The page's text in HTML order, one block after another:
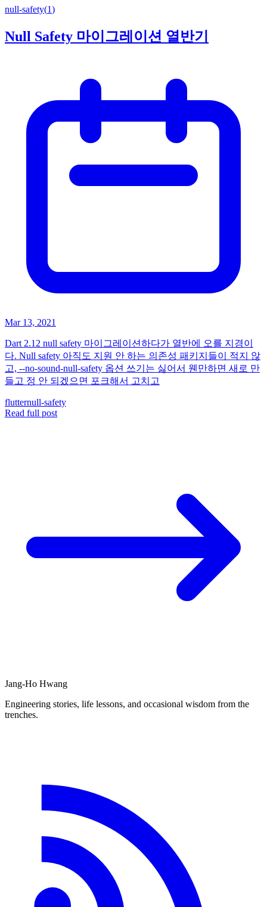
null-safety(1)
Null Safety 마이그레이션 열반기
Mar 13, 2021
Dart 2.12 null safety 마이그레이션하다가 열반에 오를 지경이
다. Null safety 아직도 지원 안 하는 의존성 패키지들이 적지 않
고, --no-sound-null-safety 옵션 쓰기는 싫어서 웬만하면 새로 만
들고 정 안 되겠으면 포크해서 고치고
flutternull-safety
Read full post
Jang-Ho Hwang
Engineering stories, life lessons, and occasional wisdom from the
trenches.